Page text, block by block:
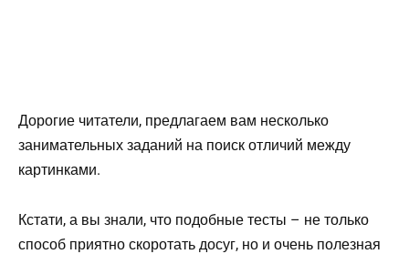
Дорогие читатели, предлагаем вам несколько
занимательных заданий на поиск отличий между
картинками.
Кстати, а вы знали, что подобные тесты – не только
способ приятно скоротать досуг, но и очень полезная